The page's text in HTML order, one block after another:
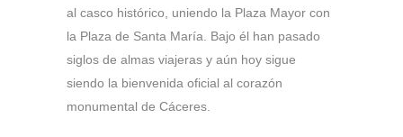
al casco histórico, uniendo la Plaza Mayor con
la Plaza de Santa María. Bajo él han pasado
siglos de almas viajeras y aún hoy sigue
siendo la bienvenida oficial al corazón
monumental de Cáceres.